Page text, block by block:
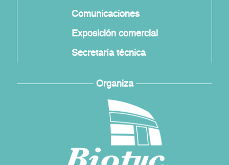
Comunicaciones
Exposición comercial
Secretaría técnica
Organiza